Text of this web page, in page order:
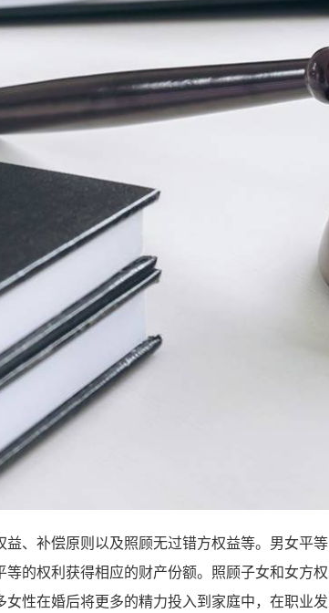
、补偿原则以及照顾无过错方权益等。男女平等
的权利获得相应的财产份额。照顾子女和女方权
性在婚后将更多的精力投入到家庭中，在职业发